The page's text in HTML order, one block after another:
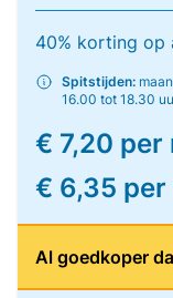
40% korting op
Spitstijden:
16.00 tot 18.30
€ 7,20 per
€ 6,35 per
Al goedkoper